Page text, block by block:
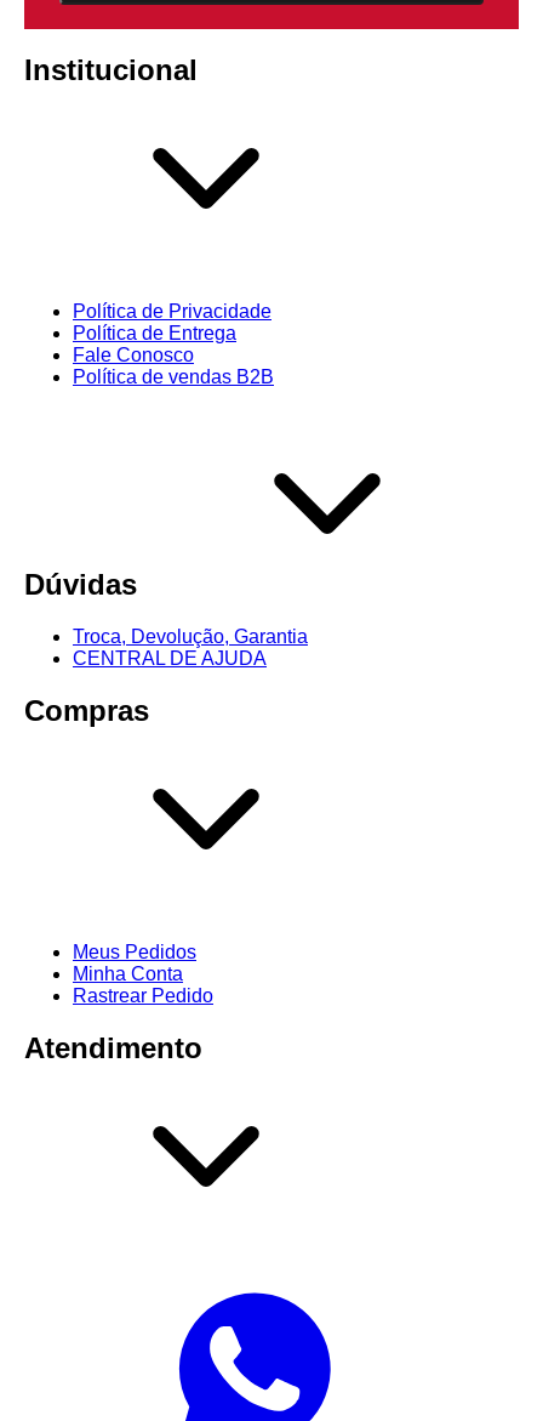
Institucional
Política de Privacidade
Política de Entrega
Fale Conosco
Política de vendas B2B
Dúvidas
Troca, Devolução, Garantia
CENTRAL DE AJUDA
Compras
Meus Pedidos
Minha Conta
Rastrear Pedido
Atendimento